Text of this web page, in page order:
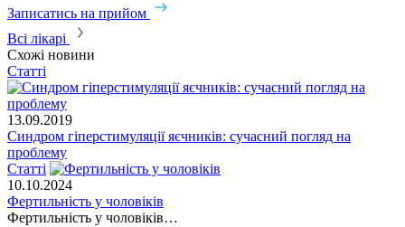
Записатись на прийом
Всі лікарі
Схожі новини
Статті
13.09.2019
Синдром гіперстимуляції яєчників: сучасний погляд на
проблему
Статті
10.10.2024
Фертильність у чоловіків
Фертильність у чоловіків…